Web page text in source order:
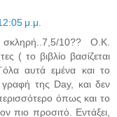
μ.μ.
10?? Ο.Κ.
( το βιβλίο βασίζεται
αυτά εμένα και το
της Day, και δεν
όπως και το
πιο προσιτό. Εντάξει,